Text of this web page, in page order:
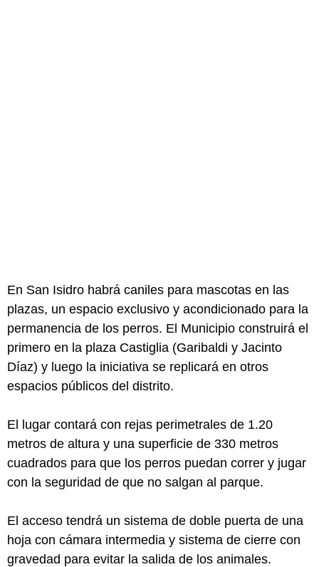
En San Isidro habrá caniles para mascotas en las
plazas, un espacio exclusivo y acondicionado para la
permanencia de los perros. El Municipio construirá el
primero en la plaza Castiglia (Garibaldi y Jacinto
Díaz) y luego la iniciativa se replicará en otros
espacios públicos del distrito.
El lugar contará con rejas perimetrales de 1.20
metros de altura y una superficie de 330 metros
cuadrados para que los perros puedan correr y jugar
con la seguridad de que no salgan al parque.
El acceso tendrá un sistema de doble puerta de una
hoja con cámara intermedia y sistema de cierre con
gravedad para evitar la salida de los animales.